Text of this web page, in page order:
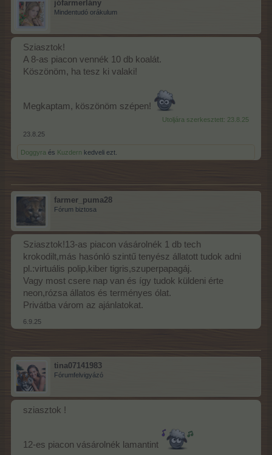
jófarmerlány
Mindentudó orákulum
Sziasztok!
A 8-as piacon vennék 10 db koalát.
Köszönöm, ha tesz ki valaki!
Megkaptam, köszönöm szépen!
Utoljára szerkesztett: 23.8.25
23.8.25
Doggyra és Kuzdern kedveli ezt.
farmer_puma28
Fórum biztosa
Sziasztok!13-as piacon vásárolnék 1 db tech
krokodilt,más hasónló szintű tenyész állatott tudok adni
pl.:virtuális polip,kiber tigris,szuperpapagáj.
Vagy most csere nap van és így tudok küldeni érte
neon,rózsa állatos és terményes ólat.
Privátba várom az ajánlatokat.
6.9.25
tina07141983
Fórumfelvigyázó
sziasztok !
12-es piacon vásárolnék lamantint